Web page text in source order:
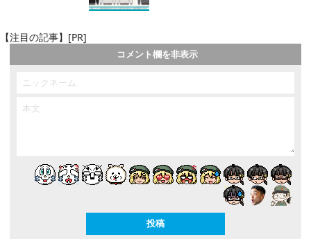
【注目の記事】[PR]
コメント欄を非表示